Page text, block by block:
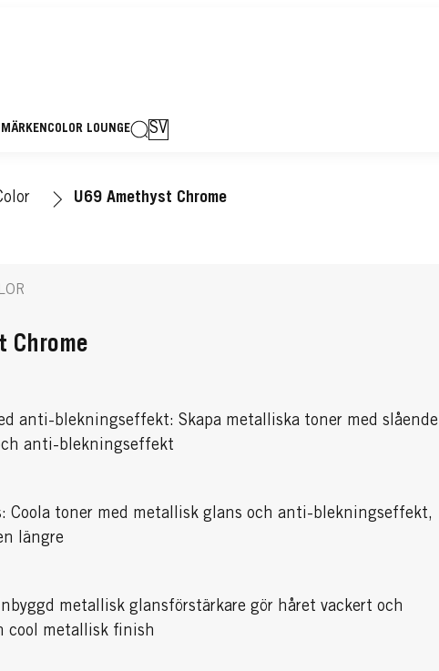
COLOR LOUNGE SV
U69 Amethyst Chrome
Chrome
anti-blekningseffekt: Skapa metalliska toner med slående
anti-blekningseffekt
Coola toner med metallisk glans och anti-blekningseffekt,
längre
metallisk glansförstärkare gör håret vackert och
cool metallisk finish